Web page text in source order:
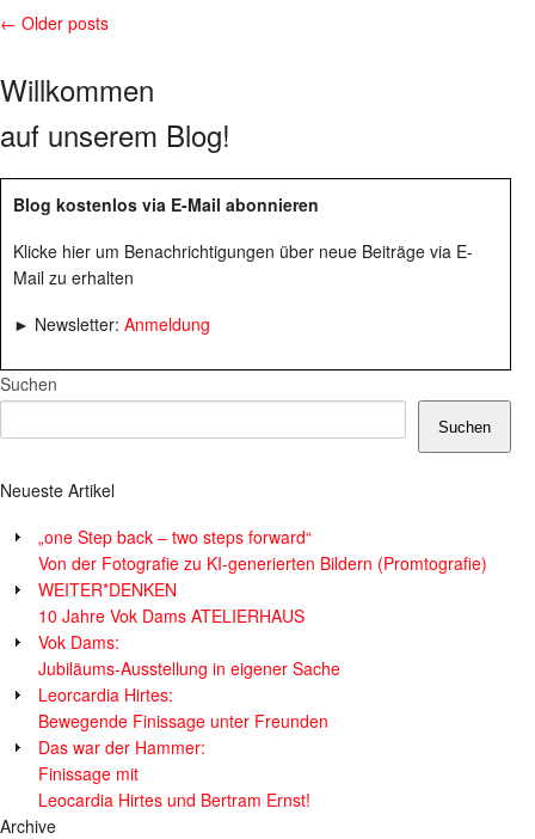
← Older posts
Willkommen
auf unserem Blog!
Blog kostenlos via E-Mail abonnieren
Klicke hier um Benachrichtigungen über neue Beiträge via E-
Mail zu erhalten
► Newsletter: Anmeldung
Suchen
Suchen
Neueste Artikel
„one Step back – two steps forward“
Von der Fotografie zu KI-generierten Bildern (Promtografie)
WEITER*DENKEN
10 Jahre Vok Dams ATELIERHAUS
Vok Dams:
Jubiläums-Ausstellung in eigener Sache
Leorcardia Hirtes:
Bewegende Finissage unter Freunden
Das war der Hammer:
Finissage mit
Leocardia Hirtes und Bertram Ernst!
Archive